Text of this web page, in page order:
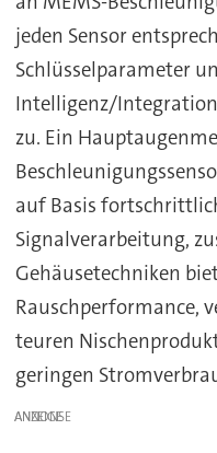
jeden Sensor
Schlüsselparameter
Intelligenz/
zu. Ein
auf Basis
Signalverarbeitung,
Gehäusetechniken
Rauschperformance,
teuren
geringen
ANZEIGE